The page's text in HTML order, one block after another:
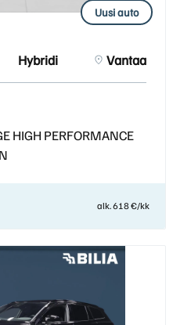
Uusi auto
Hybridi Vantaa
HIGH PERFORMANCE
alk. 618 €/kk